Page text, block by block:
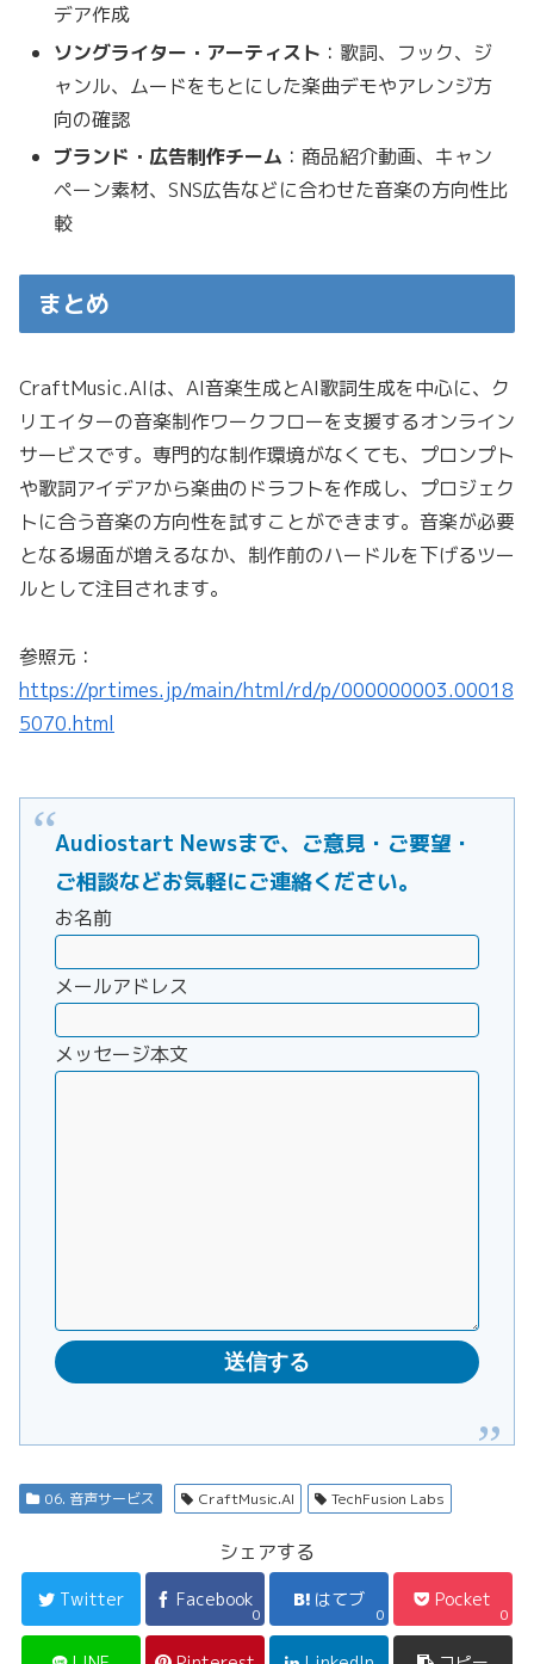
デア作成
ソングライター・アーティスト ：歌詞、フック、ジ
ャンル、ムードをもとにした楽曲デモやアレンジ方
向の確認
ブランド・広告制作チーム ：商品紹介動画、キャン
ペーン素材、SNS広告などに合わせた音楽の方向性比
較
まとめ
CraftMusic.AIは、AI音楽生成とAI歌詞生成を中心に、ク
リエイターの音楽制作ワークフローを支援するオンライン
サービスです。専門的な制作環境がなくても、プロンプト
や歌詞アイデアから楽曲のドラフトを作成し、プロジェク
トに合う音楽の方向性を試すことができます。音楽が必要
となる場面が増えるなか、制作前のハードルを下げるツー
ルとして注目されます。
参照元：
https://prtimes.jp/main/html/rd/p/000000003.00018
5070.html
Audiostart Newsまで、ご意見・ご要望・
ご相談などお気軽にご連絡ください。
お名前
メールアドレス
メッセージ本文
06. 音声サービス CraftMusic.AI TechFusion Labs
シェアする
Twitter Facebook
0
はてブ
0
Pocket
0